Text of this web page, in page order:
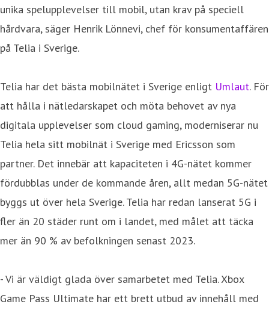
unika spelupplevelser till mobil, utan krav på speciell
hårdvara, säger Henrik Lönnevi, chef för konsumentaffären
på Telia i Sverige.
Telia har det bästa mobilnätet i Sverige enligt Umlaut. För
att hålla i nätledarskapet och möta behovet av nya
digitala upplevelser som cloud gaming, moderniserar nu
Telia hela sitt mobilnät i Sverige med Ericsson som
partner. Det innebär att kapaciteten i 4G-nätet kommer
fördubblas under de kommande åren, allt medan 5G-nätet
byggs ut över hela Sverige. Telia har redan lanserat 5G i
fler än 20 städer runt om i landet, med målet att täcka
mer än 90 % av befolkningen senast 2023.
- Vi är väldigt glada över samarbetet med Telia. Xbox
Game Pass Ultimate har ett brett utbud av innehåll med